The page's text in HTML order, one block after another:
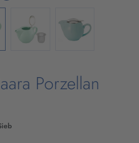
Porzellan